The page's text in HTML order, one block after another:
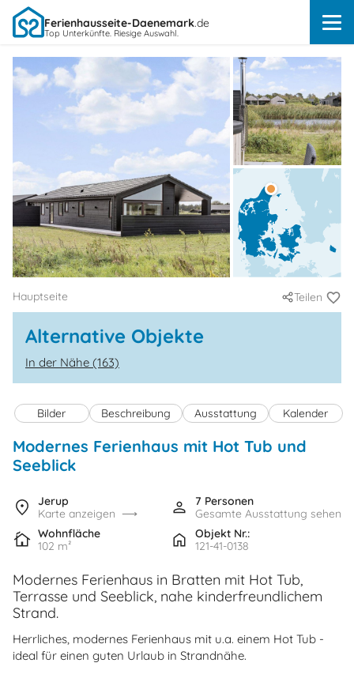
Ferienhausseite-Daenemark.de
Top Unterkünfte. Riesige Auswahl.
Hauptseite Teilen
Alternative Objekte
In der Nähe (163)
Bilder Beschreibung Ausstattung Kalender
Modernes Ferienhaus mit Hot Tub und
Seeblick
Jerup
Karte anzeigen
7 Personen
Gesamte Ausstattung sehen
Wohnfläche
102 m²
Objekt Nr.:
121-41-0138
Modernes Ferienhaus in Bratten mit Hot Tub,
Terrasse und Seeblick, nahe kinderfreundlichem
Strand.
Herrliches, modernes Ferienhaus mit u.a. einem Hot Tub -
ideal für einen guten Urlaub in Strandnähe.